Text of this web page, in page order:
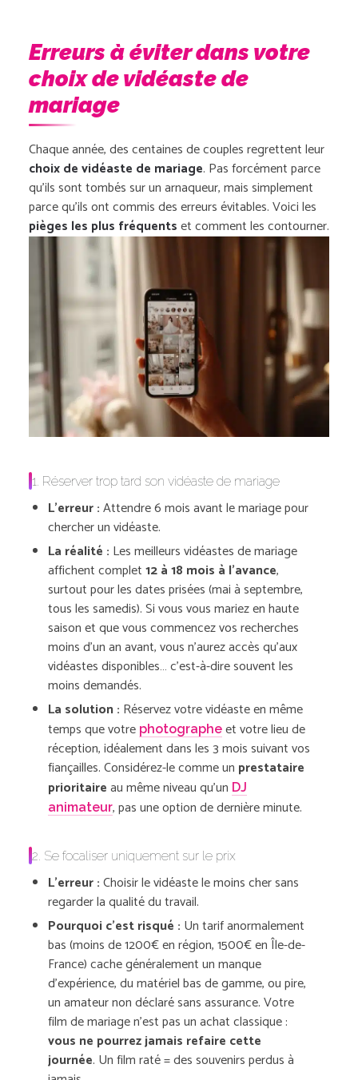
Erreurs à éviter dans votre
choix de vidéaste de
mariage
Chaque année, des centaines de couples regrettent leur
choix de vidéaste de mariage. Pas forcément parce
qu’ils sont tombés sur un arnaqueur, mais simplement
parce qu’ils ont commis des erreurs évitables. Voici les
pièges les plus fréquentset comment les contourner.
1. Réserver trop tard son vidéaste de mariage
L’erreur :Attendre 6 mois avant le mariage pour
chercher un vidéaste.
La réalité : Les meilleurs vidéastes de mariage
affichent complet12 à 18 mois à l’avance,
surtout pour les dates prisées (mai à septembre,
tous les samedis). Si vous vous mariez en haute
saison et que vous commencez vos recherches
moins d’un an avant, vous n’aurez accès qu’aux
vidéastes disponibles… c’est-à-dire souvent les
moins demandés.
La solution : Réservez votre vidéaste en même
temps que votre photographe et votre lieu de
réception, idéalement dans les 3 mois suivant vos
fiançailles. Considérez-le comme un prestataire
prioritaireau même niveau qu’un DJ
animateur, pas une option de dernière minute.
2. Se focaliser uniquement sur le prix
L’erreur :Choisir le vidéaste le moins cher sans
regarder la qualité du travail.
Pourquoi c’est risqué : Un tarif anormalement
bas (moins de 1200€ en région, 1500€ en Île-de-
France) cache généralement un manque
d’expérience, du matériel bas de gamme, ou pire,
un amateur non déclaré sans assurance. Votre
film de mariage n’est pas un achat classique :
vous ne pourrez jamais refaire cette
journée. Un film raté = des souvenirs perdus à